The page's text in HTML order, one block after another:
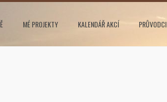
MÉ PROJEKTY KALENDÁŘ AKCÍ PRŮVODCI